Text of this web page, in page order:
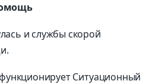
и службы скорой
Ситуационный